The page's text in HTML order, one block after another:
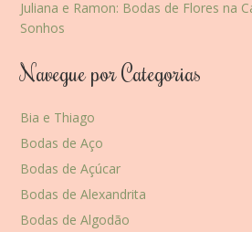
Juliana e Ramon: Bodas de Flores na
Sonhos
Navegue por Categorias
Bia e Thiago
Bodas de Aço
Bodas de Açúcar
Bodas de Alexandrita
Bodas de Algodão